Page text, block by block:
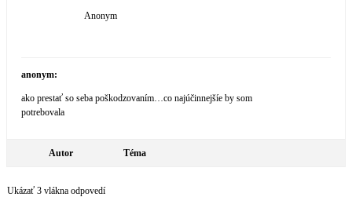
Anonym
anonym:
ako prestať so seba poškodzovaním…co najúčinnejšíe by som
potrebovala
Autor Téma
Ukázať 3 vlákna odpovedí